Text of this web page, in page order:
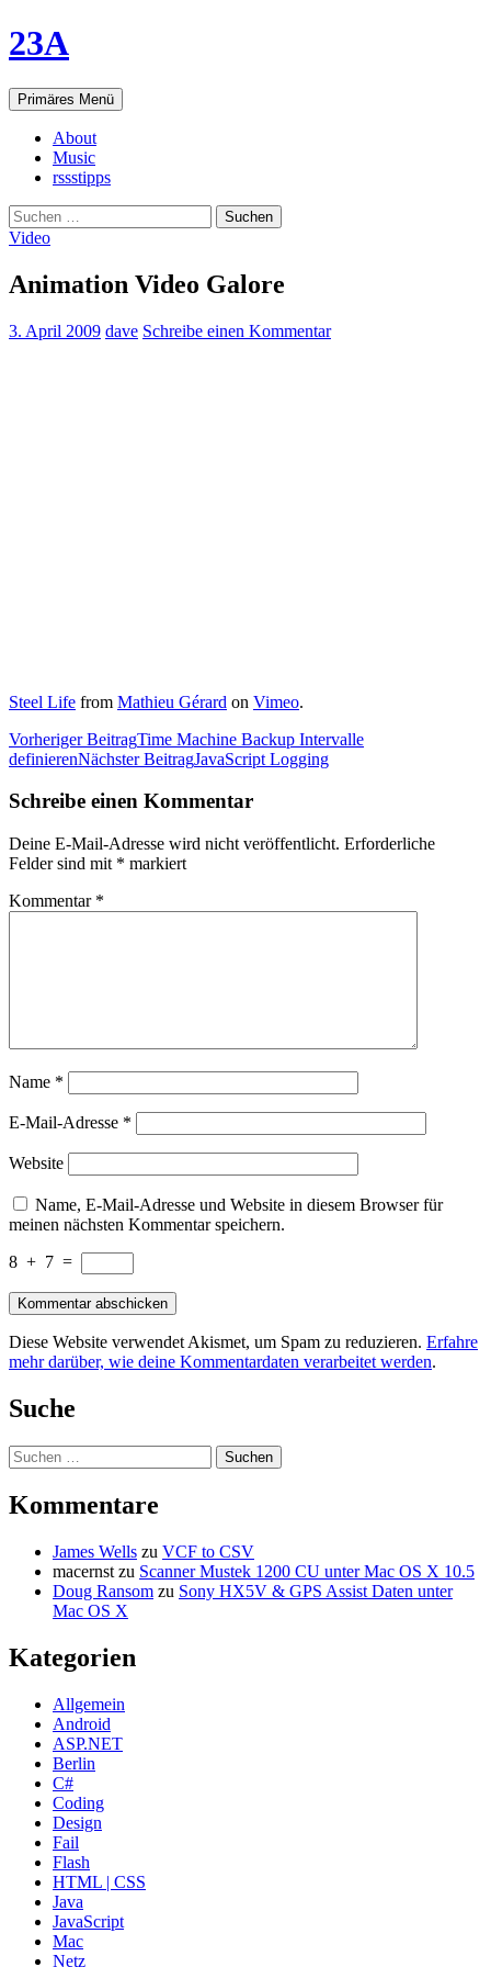
23A
Suchen
Primäres Menü Springe
zum
About
Music
rssstipps
Suchen
nach:
Video
Animation Video Galore
3. April 2009 dave Schreibe einen Kommentar
Steel Life from Mathieu Gérard on Vimeo.
Beitrags-
Navigation
Vorheriger BeitragTime Machine Backup Intervalle
definierenNächster BeitragJavaScript Logging
Schreibe einen Kommentar
Deine E-Mail-Adresse wird nicht veröffentlicht. Erforderliche
Felder sind mit * markiert
Kommentar *
Name *
E-Mail-Adresse *
Website
Name, E-Mail-Adresse und Website in diesem Browser für
meinen nächsten Kommentar speichern.
8 + 7 =
Diese Website verwendet Akismet, um Spam zu reduzieren. Erfahre
mehr darüber, wie deine Kommentardaten verarbeitet werden.
Suche
Suchen
nach:
Kommentare
James Wells zu VCF to CSV
macernst zu Scanner Mustek 1200 CU unter Mac OS X 10.5
Doug Ransom zu Sony HX5V & GPS Assist Daten unter
Mac OS X
Kategorien
Allgemein
Android
ASP.NET
Berlin
C#
Coding
Design
Fail
Flash
HTML | CSS
Java
JavaScript
Mac
Netz